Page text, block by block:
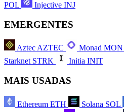
POL
Injective INJ
EMERGENTES
AztecAZTEC Monad MON
Starknet STRK Initia INIT
MAIS USADAS
Ethereum ETH Solana SOL